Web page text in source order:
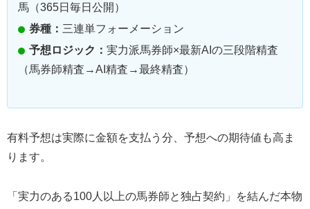
馬（365日毎日公開）
券種： 三連単フォーメーション
予想ロジック：実力派馬券師×最新AIの三段階精査
（馬券師精査→AI精査→最終精査）
有料予想は実際に金額を支払う分、予想への期待値も高ま
ります。
「実力のある100人以上の馬券師と独占契約」を結んだ本物